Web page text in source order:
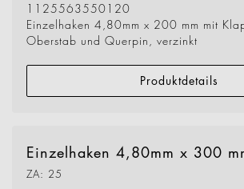
1125563550120
Einzelhaken 4,80mm x 200 mm mit
Oberstab und Querpin, verzinkt
Produktdetails
Einzelhaken 4,80mm x 300
ZA: 25